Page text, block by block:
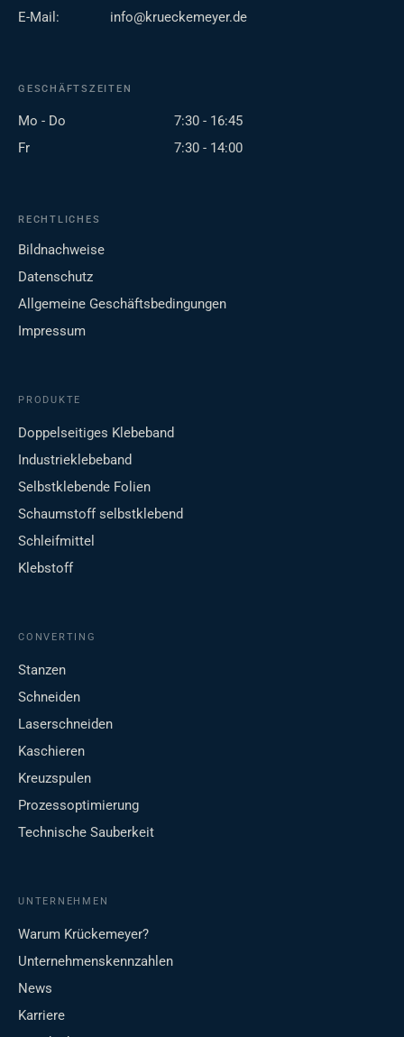
E-Mail:
info@krueckemeyer.de
GESCHÄFTSZEITEN
Mo - Do
7:30 - 16:45
Fr
7:30 - 14:00
RECHTLICHES
Bildnachweise
Datenschutz
Allgemeine Geschäftsbedingungen
Impressum
PRODUKTE
Doppelseitiges Klebeband
Industrieklebeband
Selbstklebende Folien
Schaumstoff selbstklebend
Schleifmittel
Klebstoff
CONVERTING
Stanzen
Schneiden
Laserschneiden
Kaschieren
Kreuzspulen
Prozessoptimierung
Technische Sauberkeit
UNTERNEHMEN
Warum Krückemeyer?
Unternehmenskennzahlen
News
Karriere